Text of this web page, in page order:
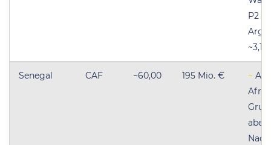
P2
~3,10
Senegal CAF ~60,00 195 Mio. € ~
aber